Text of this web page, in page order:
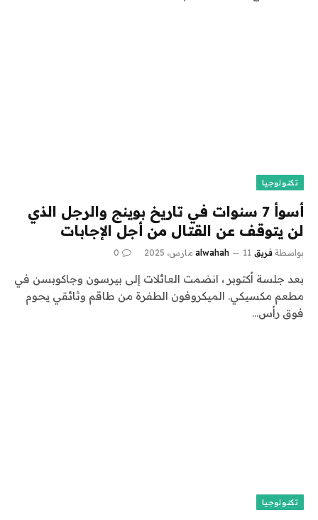
تكنولوجيا
أسوأ 7 سنوات في تاريخ بوينج والرجل الذي
لن يتوقف عن القتال من أجل الإجابات
بواسطة فريق alwahah 11 مارس، 2025 0
بعد جلسة أكتوبر ، انضمت العائلات إلى بيرسون وجاكوبسن في
مطعم مكسيكي. الميكروفون الطفرة من طاقم وثائقي يحوم
فوق رأس…
تكنولوجيا